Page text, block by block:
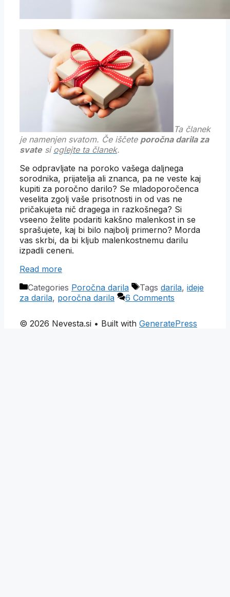
Ta članek
je namenjen svatom. Če iščete poročna darila za
svatesi oglejte ta članek.
Se odpravljate na poroko vašega daljnega
sorodnika, prijatelja ali znanca, pa ne veste kaj
kupiti za poročno darilo? Se mladoporočenca
veselita zgolj vaše prisotnosti in od vas ne
pričakujeta nič dragega in razkošnega? Si
vseeno želite podariti kakšno malenkost in se
sprašujete, kaj bi bilo najbolj primerno? Morda
vas skrbi, da bi kljub malenkostnemu darilu
izpadli ceneni.
Read more
Categories Poročna darila Tags darila, ideje
za darila, poročna darila 6 Comments
© 2026 Nevesta.si • Built with GeneratePress